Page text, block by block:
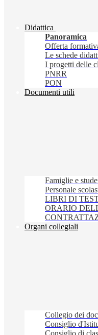
Didattica
Panoramica
Offerta
Le schede
I progetti delle
PNRR
PON
Documenti utili
Famiglie e
Personale
LIBRI DI
ORARIO
Organi collegiali
Collegio dei
Consiglio